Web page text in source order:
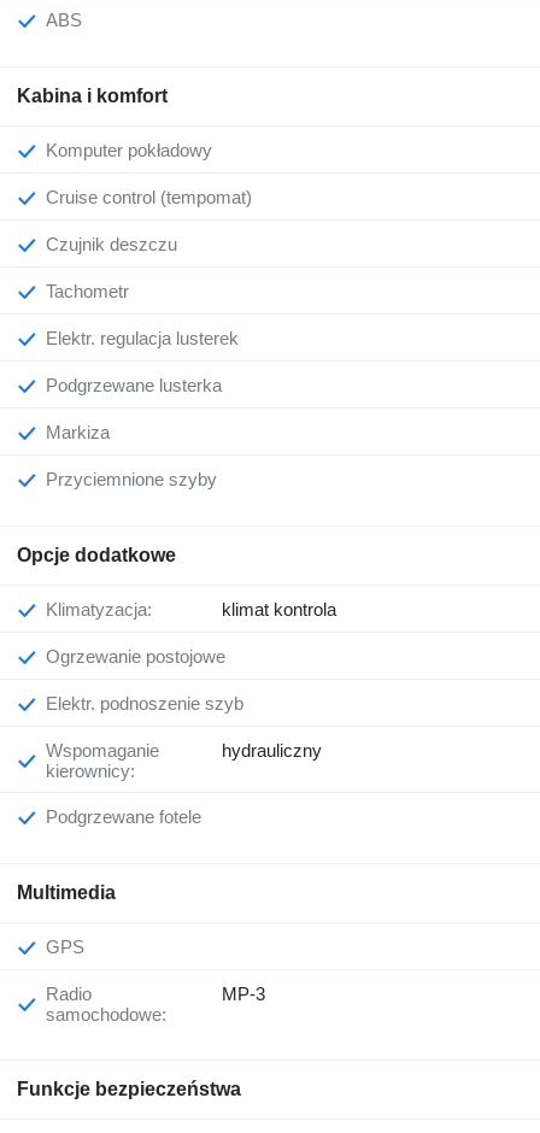
ABS
Kabina i komfort
Komputer pokładowy
Cruise control (tempomat)
Czujnik deszczu
Tachometr
Elektr. regulacja lusterek
Podgrzewane lusterka
Markiza
Przyciemnione szyby
Opcje dodatkowe
Klimatyzacja: klimat kontrola
Ogrzewanie postojowe
Elektr. podnoszenie szyb
Wspomaganie
kierownicy:
hydrauliczny
Podgrzewane fotele
Multimedia
GPS
Radio
samochodowe:
MP-3
Funkcje bezpieczeństwa